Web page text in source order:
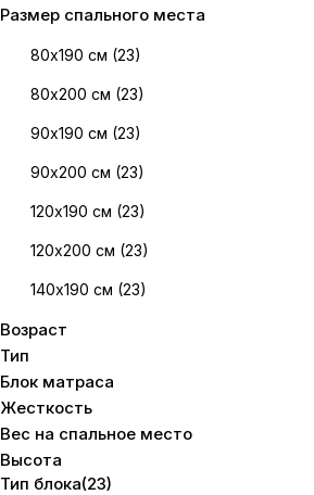
Размер спального места
80х190 см (23)
80х200 см (23)
90х190 см (23)
90х200 см (23)
120х190 см (23)
120х200 см (23)
140х190 см (23)
140х200 см
160х200 см
180х190 см(22 )
180х200 см
Возраст
Тип
Блок матраса
Жесткость
Вес на cпальное место
Высота
Тип блока(23)